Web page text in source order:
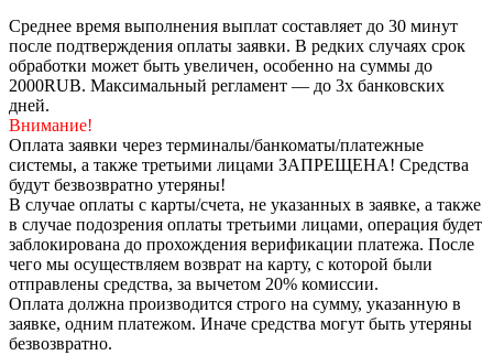
Среднее время выполнения выплат составляет до 30 минут
после подтверждения оплаты заявки. В редких случаях срок
обработки может быть увеличен, особенно на суммы до
2000RUB. Максимальный регламент — до 3х банковских
дней.
Внимание!
Оплата заявки через терминалы/банкоматы/платежные
системы, а также третьими лицами ЗАПРЕЩЕНА! Средства
будут безвозвратно утеряны!
В случае оплаты с карты/счета, не указанных в заявке, а также
в случае подозрения оплаты третьими лицами, операция будет
заблокирована до прохождения верификации платежа. После
чего мы осуществляем возврат на карту, с которой были
отправлены средства, за вычетом 20% комиссии.
Оплата должна производится строго на сумму, указанную в
заявке, одним платежом. Иначе средства могут быть утеряны
безвозвратно.